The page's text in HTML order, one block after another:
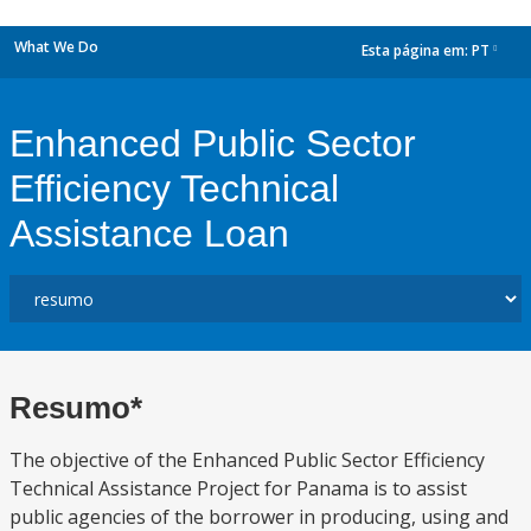
What We Do Esta página em: PT
Enhanced Public Sector
Efficiency Technical
Assistance Loan
Resumo*
The objective of the Enhanced Public Sector Efficiency
Technical Assistance Project for Panama is to assist
public agencies of the borrower in producing, using and